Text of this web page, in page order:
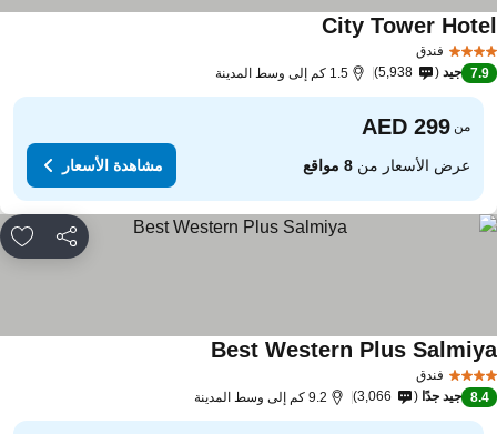
فندق
City Tower
7.9 جيد 5,938 1.5 كم إلى وسط المدينة
من
عرض الأسعار من8 مواقع مشاهدة الأسعار
مشاركة
فندق
Best Western Plus
8.4 جيد جدًا 3,066 9.2 كم إلى وسط المدينة